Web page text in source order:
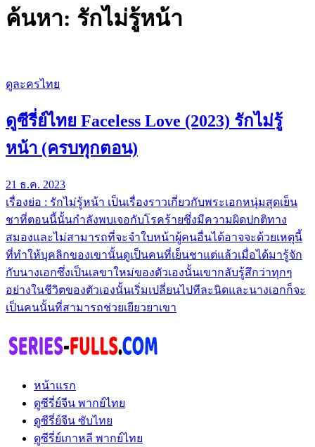
ค้นหา: รักไม่รู้หน้า
ดูละครไทย
ดูซีรี่ย์ไทย Faceless Love (2023) รักไม่รู้
หน้า (ครบทุกตอน)
21 ธ.ค. 2023
เรื่องย่อ : รักไม่รู้หน้า เป็นเรื่องราวเกี่ยวกับพระเอกหนุ่มสุดเย็น
ชาที่ตอนนี้นั้นกำลังพบเจอกับโรคร้ายซึ่งมีความผิดปกติทาง
สมองและไม่สามารถที่จะจำใบหน้าผู้คนอื่นได้อาจจะด้วยเหตุนี้
ที่ทำให้บุคลิกของเขานั้นดูเป็นคนที่เย็นชาแต่แล้วเมื่อได้มารู้จัก
กับนางเอกซึ่งเป็นเลขาใหม่ของตัวเองนั้นเขากลับรู้สึกว่าทุกๆ
อย่างในชีวิตของตัวเองนั้นเริ่มเปลี่ยนไปทีละนิดและนางเอกก็จะ
เป็นคนนั้นที่สามารถช่วยเยียวยาเขา
หน้าแรก
ดูซีรี่ย์จีน พากย์ไทย
ดูซีรี่ย์จีน ซับไทย
ดูซีรี่ย์เกาหลี พากย์ไทย